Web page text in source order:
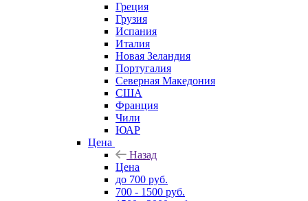
Греция
Грузия
Испания
Италия
Новая Зеландия
Португалия
Северная Македония
США
Франция
Чили
ЮАР
Цена
Назад
Цена
до 700 руб.
700 - 1500 руб.